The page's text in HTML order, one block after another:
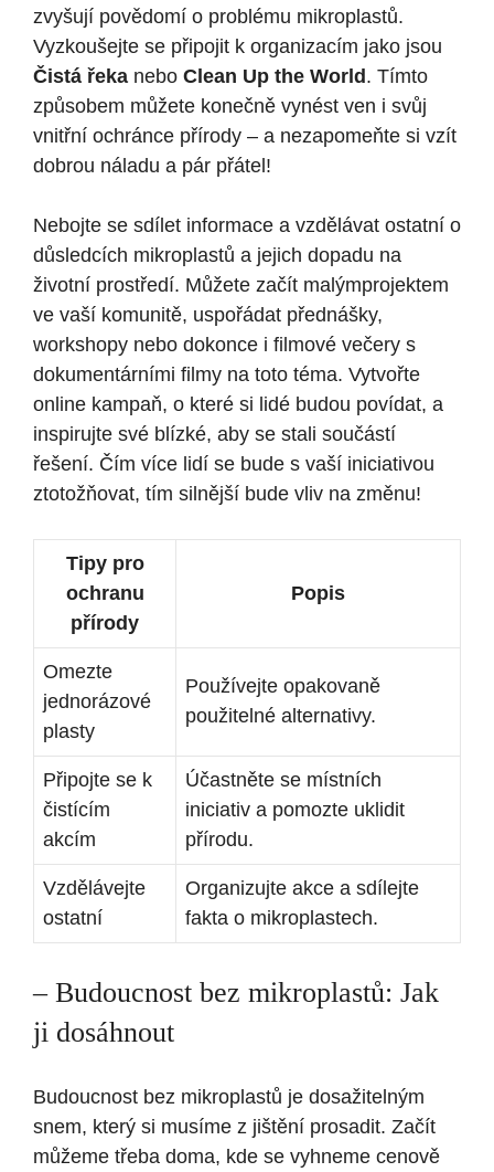
zvyšují povědomí o problému mikroplastů.
Vyzkoušejte se připojit k organizacím jako jsou
Čistá řeka nebo Clean Up the World . Tímto
způsobem můžete konečně vynést ven i svůj
vnitřní ochránce přírody – a nezapomeňte si vzít
dobrou náladu a pár přátel!
Nebojte se sdílet informace a vzdělávat ostatní o
důsledcích mikroplastů a jejich dopadu na
životní prostředí. Můžete začít malýmprojektem
ve vaší komunitě, uspořádat přednášky,
workshopy nebo dokonce i filmové večery s
dokumentárními filmy na toto téma. Vytvořte
online kampaň, o které si lidé budou povídat, a
inspirujte své blízké, aby se stali součástí
řešení. Čím více lidí se bude s vaší iniciativou
ztotožňovat, tím silnější bude vliv na změnu!
Tipy pro
ochranu
přírody
Popis
Omezte
jednorázové
plasty
Používejte opakovaně
použitelné alternativy.
Připojte se k
čistícím
akcím
Účastněte se místních
iniciativ a pomozte uklidit
přírodu.
Vzdělávejte
ostatní
Organizujte akce a sdílejte
fakta o mikroplastech.
– Budoucnost bez mikroplastů: Jak
ji dosáhnout
Budoucnost bez mikroplastů je dosažitelným
snem, který si musíme z jištění prosadit. Začít
můžeme třeba doma, kde se vyhneme cenově